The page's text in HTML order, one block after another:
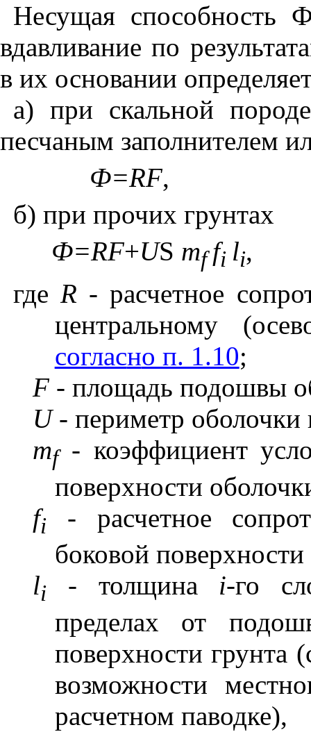
Несущая способность
вдавливание по
в их основании
а) при скальной
песчаным заполнителем
Ф=RF,
б) при прочих грунтах
Ф=RF+US mf fi li,
гдеR - расчетное
центральному
согласно п. 1.10;
F - площадь подошвы
U - периметр оболочки
mf- коэффициент
поверхности
fi
- расчетное
боковой
li - толщина i-го
пределах от
поверхности грунта
возможности
расчетном паводке),